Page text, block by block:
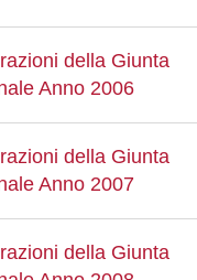
della Giunta
Anno 2006
della Giunta
Anno 2007
della Giunta